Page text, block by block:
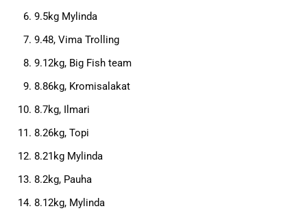
9.5kg Mylinda
9.48, Vima Trolling
9.12kg, Big Fish team
8.86kg, Kromisalakat
8.7kg, Ilmari
8.26kg, Topi
8.21kg Mylinda
8.2kg, Pauha
8.12kg, Mylinda